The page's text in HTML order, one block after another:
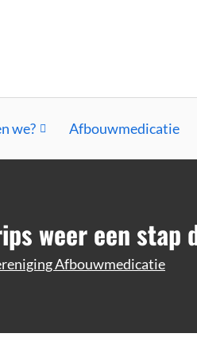
we? Afbouwmedicatie
weer een stap
Afbouwmedicatie